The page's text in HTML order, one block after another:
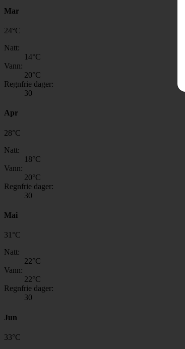
Mar
24°C
Natt:
14°C
Vann:
20°C
Regnfrie dager:
30
Apr
28°C
Natt:
18°C
Vann:
20°C
Regnfrie dager:
30
Mai
31 °C
Natt:
22°C
Vann:
22°C
Regnfrie dager:
30
Jun
33°C